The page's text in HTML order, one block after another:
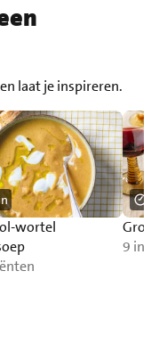
laat je inspireren.
wortel
9